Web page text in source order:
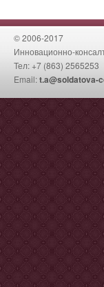
© 2006-2017
Инновационно-
Тел: +7 (863) 2565253
Email:t.a@soldatova-